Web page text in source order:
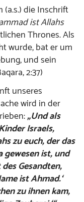
die Inschrift
ist Allahs
Thrones. Als
wurde, bat er um
und sein
2:37)
unseres
wird in der
„Und als
Israels,
zu euch, der das
ist, und
Gesandten,
ist Ahmad.‘
zu ihnen kam,